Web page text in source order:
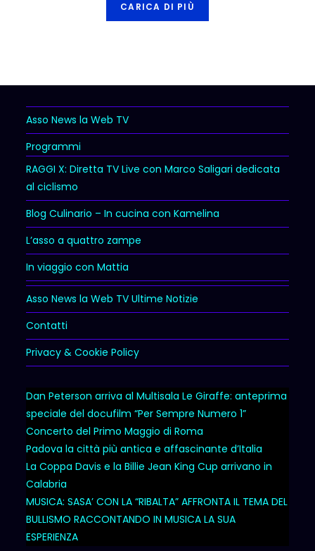
CARICA DI PIÙ
Asso News la Web TV
Programmi
RAGGI X: Diretta TV Live con Marco Saligari dedicata
al ciclismo
Blog Culinario – In cucina con Kamelina
L’asso a quattro zampe
In viaggio con Mattia
Asso News la Web TV Ultime Notizie
Contatti
Privacy & Cookie Policy
Dan Peterson arriva al Multisala Le Giraffe: anteprima
speciale del docufilm “Per Sempre Numero 1”
Concerto del Primo Maggio di Roma
Padova la città più antica e affascinante d’Italia
La Coppa Davis e la Billie Jean King Cup arrivano in
Calabria
MUSICA: SASA’ CON LA “RIBALTA” AFFRONTA IL TEMA DEL
BULLISMO RACCONTANDO IN MUSICA LA SUA
ESPERIENZA